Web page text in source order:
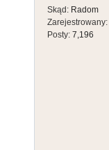
Skąd: Radom
Zarejestrowany:
Posty: 7,196